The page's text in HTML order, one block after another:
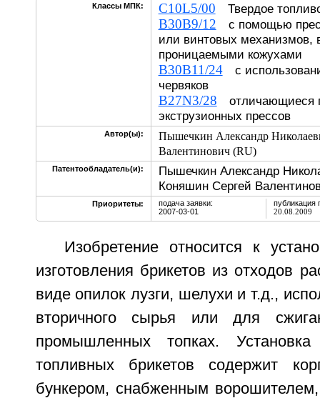
Классы МПК: C10L5/00 Твердое
B30B9/12 с помощью
или винтовых механизмов,
проницаемыми кожухами
B30B11/24с
червяков
B27N3/28 отличающиеся
экструзионных прессов
Автор(ы):
Пышечкин Александр
Валентинович (RU)
Патентообладатель(и):
Пышечкин Александр
Коняшин Сергей
Приоритеты:
подача заявки:
2007-03-01
публикация
20.08.2009
Изобретение относится к
изготовления брикетов из отходов
виде опилок лузги, шелухи и т.д.,
вторичного сырья или для
промышленных топках.
топливных брикетов содержит
бункером, снабженным